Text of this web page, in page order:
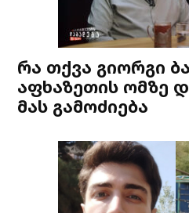
რა თქვა გიორგი
აფხაზეთის ომზე
მას გამოძიება